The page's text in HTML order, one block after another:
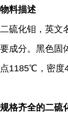
物料描述
二硫化钼，英文
要成分。黑色固
点1185℃，密度
规格齐全的二硫